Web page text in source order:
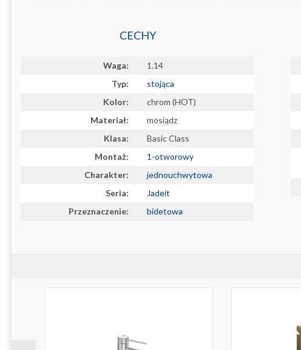
CECHY
Waga:
1.14
Typ:
stojąca
Kolor:
chrom (HOT)
Materiał:
mosiądz
Klasa:
Basic Class
Montaż:
1-otworowy
Charakter:
jednouchwytowa
Seria:
Jadeit
Przeznaczenie:
bidetowa